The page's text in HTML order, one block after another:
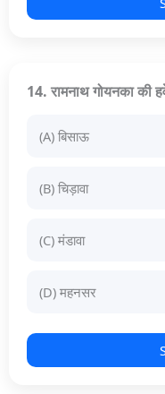
14. रामनाथ गोयनका की
(A) बिसाऊ
(B) चिड़ावा
(C) मंडावा
(D) महनसर